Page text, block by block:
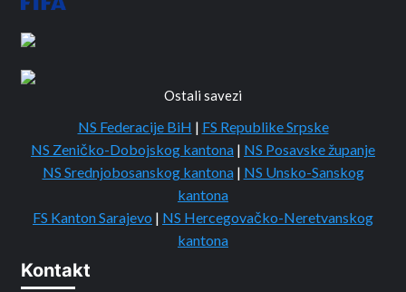
Ostali savezi
NS Federacije BiH | FS Republike Srpske
NS Zeničko-Dobojskog kantona | NS Posavske županje
NS Srednjobosanskog kantona | NS Unsko-Sanskog
kantona
FS Kanton Sarajevo | NS Hercegovačko-Neretvanskog
kantona
Kontakt